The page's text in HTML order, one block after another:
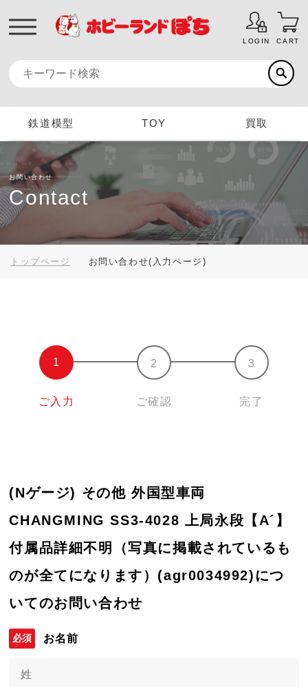
LOGIN CART
鉄道模型 TOY 買取
お問い合わせ
Contact
トップページ お問い合わせ(入力ページ)
ご入力 ご確認 完了
(Nゲージ) その他 外国型車両
CHANGMING SS3-4028 上局永段【A´】
付属品詳細不明（写真に掲載されているも
のが全てになります）(agr0034992)につ
いてのお問い合わせ
お名前